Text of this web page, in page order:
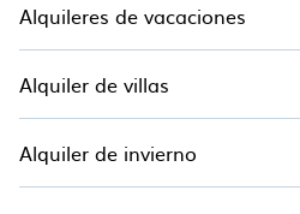
Alquileres de vacaciones
Alquiler de villas
Alquiler de invierno